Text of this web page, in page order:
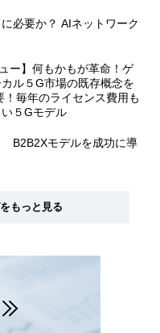
必要か？ AIネットワーク
ー】何もかもが革命！ゲ
ル５G市場の既存概念を
毎年のライセンス費用も
５Gモデル
B2B2Xモデルを成功に導
もっと見る